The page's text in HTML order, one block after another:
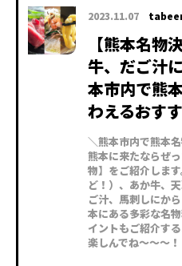
2023.11.07
【熊本名物
牛、だご汁
本市内で熊
わえるおす
＼熊本市内で熊本
熊本に来たならぜ
物】をご紹介しま
ど！）、あか牛、
ご汁、馬刺しにか
本にある多彩な名
イントもご紹介す
楽しんでね〜〜〜！